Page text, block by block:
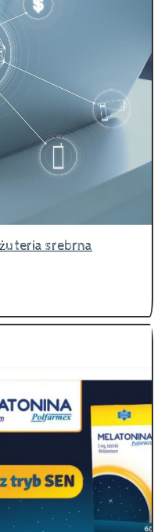
srebrna